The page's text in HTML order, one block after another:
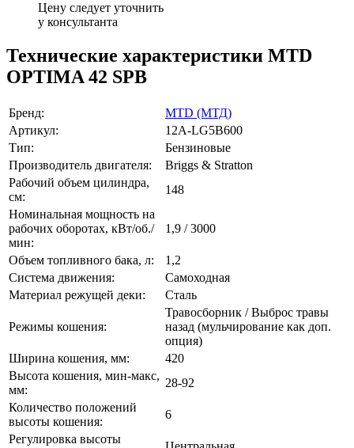
Цену следует уточнить
у консультанта
Технические характеристики MTD
OPTIMA 42 SPB
Бренд:
MTD (МТД)
Артикул:
12A-LG5B600
Тип:
Бензиновые
Производитель двигателя:
Briggs & Stratton
Рабочий объем цилиндра,
см:
148
Номинальная мощность на
рабочих оборотах, кВт/об./
мин:
1,9 / 3000
Объем топливного бака, л:
1,2
Система движения:
Самоходная
Материал режущей деки:
Сталь
Режимы кошения:
Травосборник / Выброс травы
назад (мульчирование как доп.
опция)
Ширина кошения, мм:
420
Высота кошения, мин-макс,
мм:
28-92
Количество положений
высоты кошения:
6
Регулировка высоты